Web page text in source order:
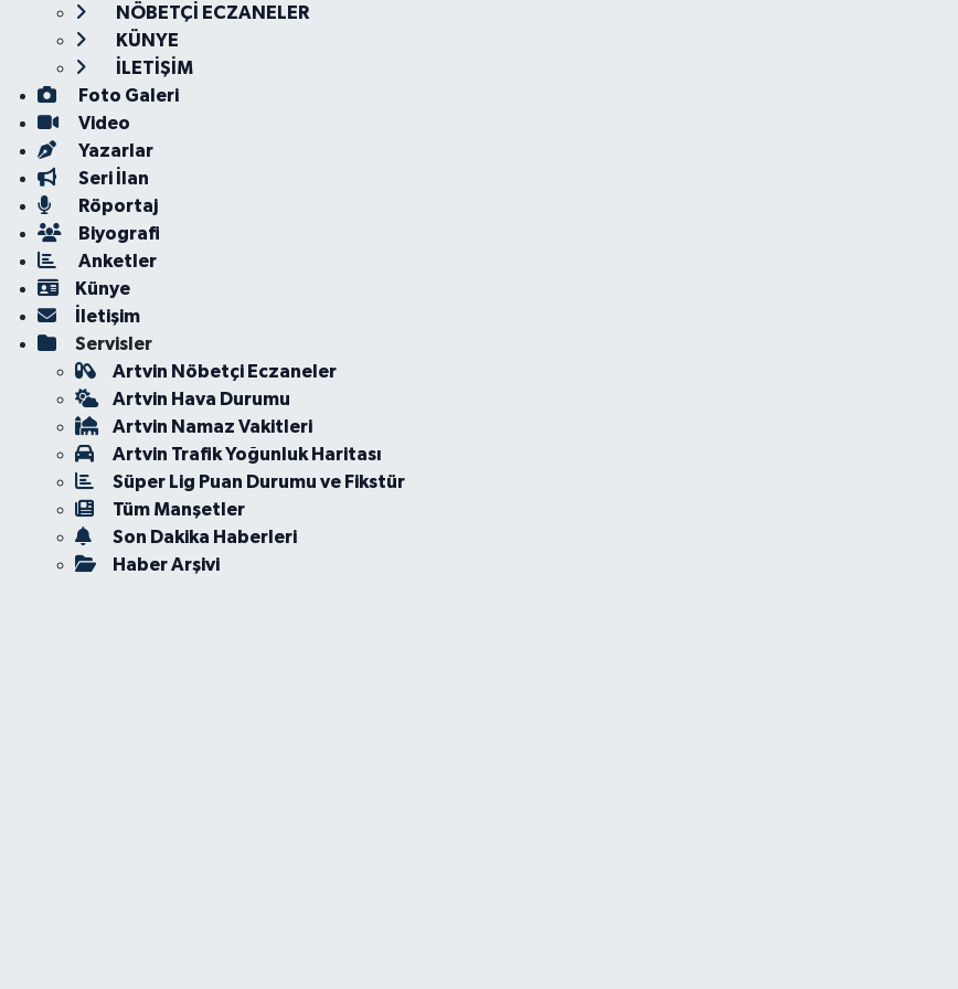
NÖBETÇİ ECZANELER
KÜNYE
İLETİŞİM
Foto Galeri
Video
Yazarlar
Seri İlan
Röportaj
Biyografi
Anketler
Künye
İletişim
Servisler
Artvin Nöbetçi Eczaneler
Artvin Hava Durumu
Artvin Namaz Vakitleri
Artvin Trafik Yoğunluk Haritası
Süper Lig Puan Durumu ve Fikstür
Tüm Manşetler
Son Dakika Haberleri
Haber Arşivi